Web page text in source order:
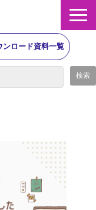
ンロード資料一覧